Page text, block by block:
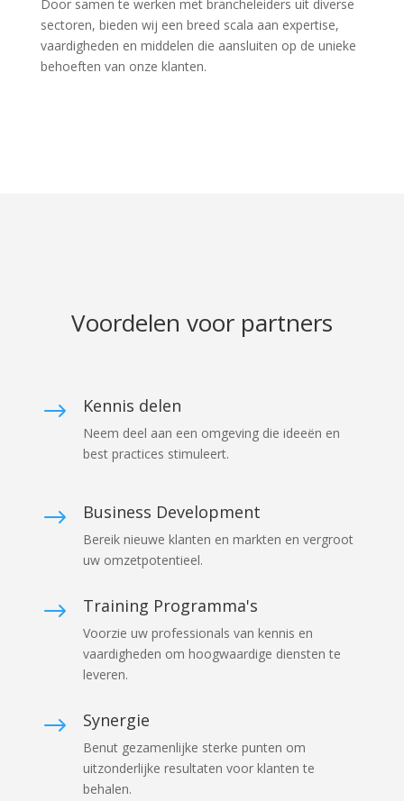
Door samen te werken met brancheleiders uit diverse
sectoren, bieden wij een breed scala aan expertise,
vaardigheden en middelen die aansluiten op de unieke
behoeften van onze klanten.
Voordelen voor partners
$ Kennis delen
Neem deel aan een omgeving die ideeën en
best practices stimuleert.
$ Business Development
Bereik nieuwe klanten en markten en vergroot
uw omzetpotentieel.
$ Training Programma's
Voorzie uw professionals van kennis en
vaardigheden om hoogwaardige diensten te
leveren.
$ Synergie
Benut gezamenlijke sterke punten om
uitzonderlijke resultaten voor klanten te
behalen.